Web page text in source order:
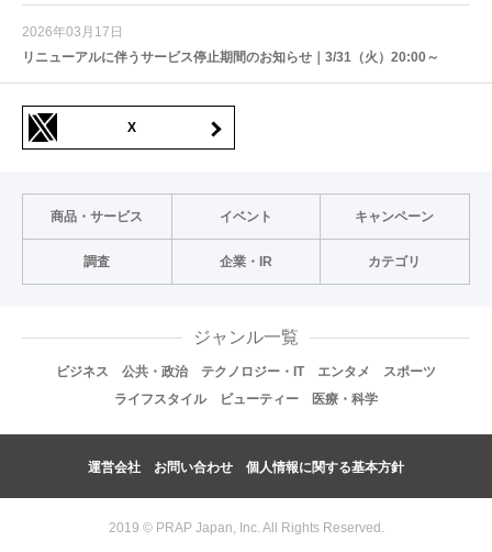
2026年03月17日
リニューアルに伴うサービス停止期間のお知らせ｜3/31（火）20:00～
X
商品・サービス イベント キャンペーン
調査 企業・IR カテゴリ
ジャンル一覧
ビジネス 公共・政治 テクノロジー・IT エンタメ
スポーツ
ライフスタイル
ビューティー 医療・科学
運営会社 お問い合わせ 個人情報に関する基本方針
2019 © PRAP Japan, Inc. All Rights Reserved.